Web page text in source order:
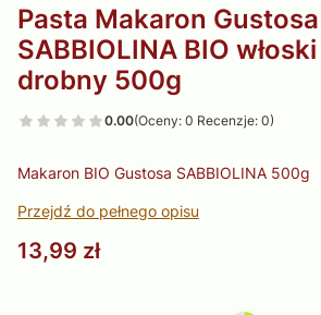
Pasta Makaron Gustosa
SABBIOLINA BIO
drobny 500g
0.00(Oceny: 0 Recenzje: 0)
Makaron BIO Gustosa SABBIOLINA 500g
Przejdź do pełnego opisu
Cena
13,99 zł